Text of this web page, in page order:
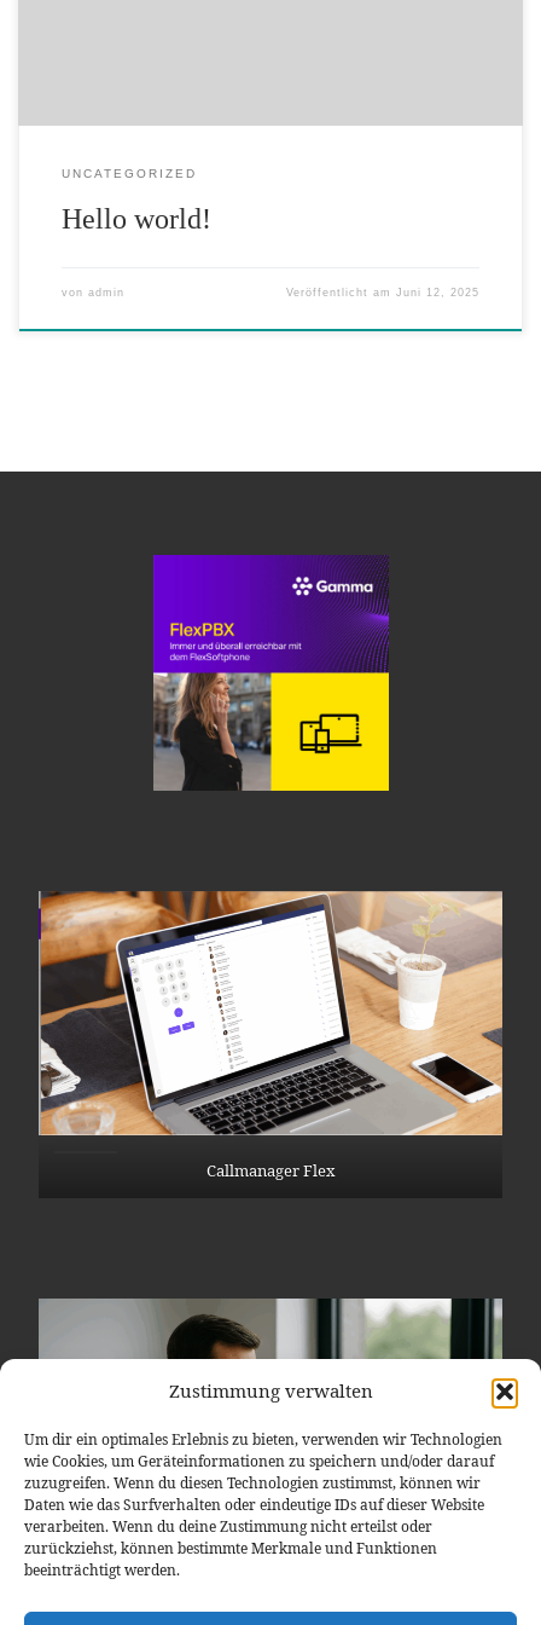
Zustimmung verwalten
Um dir ein optimales Erlebnis zu bieten, verwenden wir Technologien
wie Cookies, um Geräteinformationen zu speichern und/oder darauf
zuzugreifen. Wenn du diesen Technologien zustimmst, können wir
Daten wie das Surfverhalten oder eindeutige IDs auf dieser Website
verarbeiten. Wenn du deine Zustimmung nicht erteilst oder
zurückziehst, können bestimmte Merkmale und Funktionen
beeinträchtigt werden.
UNCATEGORIZED
Hello world!
von admin Veröffentlicht amJuni 12, 2025
Callmanager Flex